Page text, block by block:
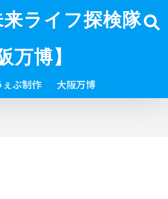
ライフ探検隊
万博】
ぶ制作 大阪万博